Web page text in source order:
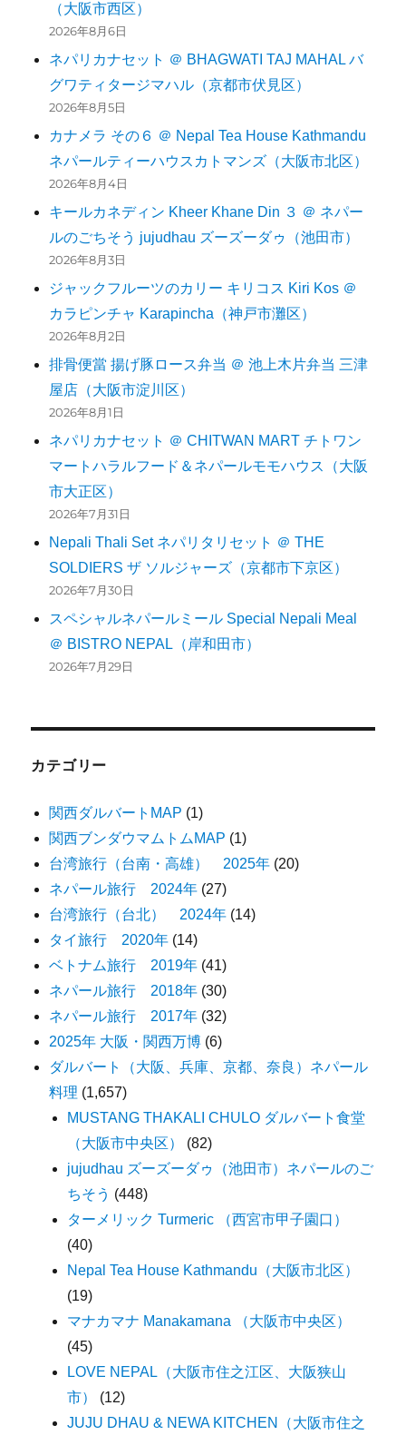
（大阪市西区）
2026年8月6日
ネパリカナセット ＠ BHAGWATI TAJ MAHAL バ
グワティタージマハル（京都市伏見区）
2026年8月5日
カナメラ その６ ＠ Nepal Tea House Kathmandu
ネパールティーハウスカトマンズ（大阪市北区）
2026年8月4日
キールカネディン Kheer Khane Din ３ ＠ ネパー
ルのごちそう jujudhau ズーズーダゥ（池田市）
2026年8月3日
ジャックフルーツのカリー キリコス Kiri Kos ＠
カラピンチャ Karapincha（神戸市灘区）
2026年8月2日
排骨便當 揚げ豚ロース弁当 ＠ 池上木片弁当 三津
屋店（大阪市淀川区）
2026年8月1日
ネパリカナセット ＠ CHITWAN MART チトワン
マートハラルフード＆ネパールモモハウス（大阪
市大正区）
2026年7月31日
Nepali Thali Set ネパリタリセット ＠ THE
SOLDIERS ザ ソルジャーズ（京都市下京区）
2026年7月30日
スペシャルネパールミール Special Nepali Meal
＠ BISTRO NEPAL（岸和田市）
2026年7月29日
カテゴリー
関西ダルバートMAP (1)
関西ブンダウマムトムMAP (1)
台湾旅行（台南・高雄） 2025年 (20)
ネパール旅行 2024年 (27)
台湾旅行（台北） 2024年 (14)
タイ旅行 2020年 (14)
ベトナム旅行 2019年 (41)
ネパール旅行 2018年 (30)
ネパール旅行 2017年 (32)
2025年 大阪・関西万博 (6)
ダルバート（大阪、兵庫、京都、奈良）ネパール
料理 (1,657)
MUSTANG THAKALI CHULO ダルバート食堂
（大阪市中央区）
(82)
jujudhau ズーズーダゥ（池田市）ネパールのご
ちそう (448)
ターメリック Turmeric （西宮市甲子園口）
(40)
Nepal Tea House Kathmandu（大阪市北区）
(19)
マナカマナ Manakamana （大阪市中央区）
(45)
LOVE NEPAL（大阪市住之江区、大阪狭山
市）
(12)
JUJU DHAU & NEWA KITCHEN（大阪市住之